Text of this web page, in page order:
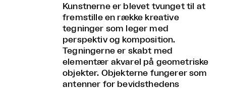
Kunstnerne er blevet tvunget til at
fremstille en række kreative
tegninger som leger med
perspektiv og komposition.
Tegningerne er skabt med
elementær akvarel på geometriske
objekter. Objekterne fungerer som
antenner for bevidsthedens